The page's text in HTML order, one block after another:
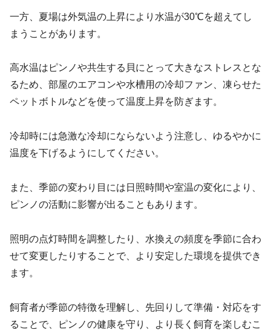
一方、夏場は外気温の上昇により水温が30℃を超えてし
まうことがあります。
高水温はピンノや共生する貝にとって大きなストレスとな
るため、部屋のエアコンや水槽用の冷却ファン、凍らせた
ペットボトルなどを使って温度上昇を防ぎます。
冷却時には急激な冷却にならないよう注意し、ゆるやかに
温度を下げるようにしてください。
また、季節の変わり目には日照時間や室温の変化により、
ピンノの活動に影響が出ることもあります。
照明の点灯時間を調整したり、水換えの頻度を季節に合わ
せて変更したりすることで、より安定した環境を提供でき
ます。
飼育者が季節の特徴を理解し、先回りして準備・対応をす
ることで、ピンノの健康を守り、より長く飼育を楽しむこ